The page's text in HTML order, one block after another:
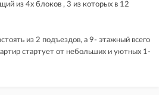
из 4х блоков , 3 из которых в 12
из 2 подъездов, а 9- этажный всего
стартует от небольших и уютных 1-
которые будут отвечать всем